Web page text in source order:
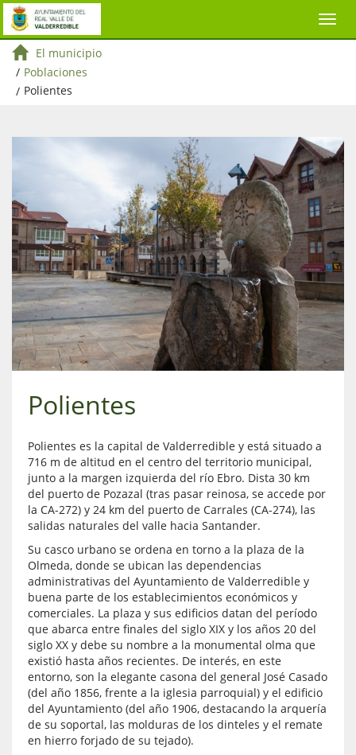
El municipio
/ Poblaciones
/ Polientes
Polientes
Polientes es la capital de Valderredible y está situado a
716 m de altitud en el centro del territorio municipal,
junto a la margen izquierda del río Ebro. Dista 30 km
del puerto de Pozazal (tras pasar reinosa, se accede por
la CA-272) y 24 km del puerto de Carrales (CA-274), las
salidas naturales del valle hacia Santander.
Su casco urbano se ordena en torno a la plaza de la
Olmeda, donde se ubican las dependencias
administrativas del Ayuntamiento de Valderredible y
buena parte de los establecimientos económicos y
comerciales. La plaza y sus edificios datan del período
que abarca entre finales del siglo XIX y los años 20 del
siglo XX y debe su nombre a la monumental olma que
existió hasta años recientes. De interés, en este
entorno, son la elegante casona del general José Casado
(del año 1856, frente a la iglesia parroquial) y el edificio
del Ayuntamiento (del año 1906, destacando la arquería
de su soportal, las molduras de los dinteles y el remate
en hierro forjado de su tejado).